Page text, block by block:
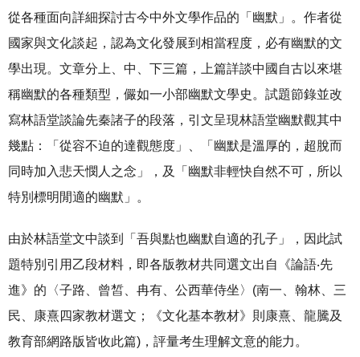
從各種面向詳細探討古今中外文學作品的「幽默」。作者從
國家與文化談起，認為文化發展到相當程度，必有幽默的文
學出現。文章分上、中、下三篇，上篇詳談中國自古以來堪
稱幽默的各種類型，儼如一小部幽默文學史。試題節錄並改
寫林語堂談論先秦諸子的段落，引文呈現林語堂幽默觀其中
幾點：「從容不迫的達觀態度」、「幽默是溫厚的，超脫而
同時加入悲天憫人之念」，及「幽默非輕快自然不可，所以
特別標明閒適的幽默」。
由於林語堂文中談到「吾與點也幽默自適的孔子」，因此試
題特別引用乙段材料，即各版教材共同選文出自《論語‧先
進》的〈子路、曾皙、冉有、公西華侍坐〉(南一、翰林、三
民、康熹四家教材選文；《文化基本教材》則康熹、龍騰及
教育部網路版皆收此篇)，評量考生理解文意的能力。